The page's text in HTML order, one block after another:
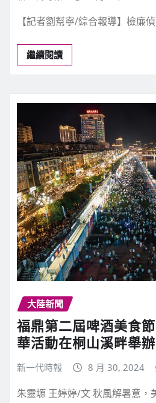
【記者劉幫寧/綜合報導】檢廉
繼續閱讀
大陸新聞
福鼎第二屆啤酒美食
華活動在桐山溪畔舉辦
新一代時報 8 月 30, 2024
朱靈塬 王婷婷/文 秋風解暑意，